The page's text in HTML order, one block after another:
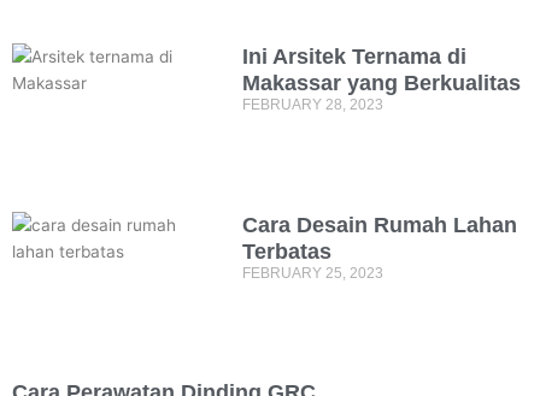
Ini Arsitek Ternama di
Makassar yang Berkualitas
FEBRUARY 28, 2023
Cara Desain Rumah Lahan
Terbatas
FEBRUARY 25, 2023